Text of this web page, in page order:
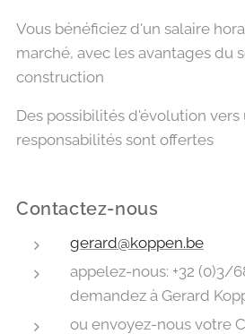
Vous bénéficiez d'un salaire
marché, avec les avantages du
construction
Des possibilités d'évolution vers
responsabilités sont offertes
Contactez-nous
gerard@koppen.be
appelez-nous: +32 (0)3/
demandez à Gerard
ou envoyez-nous votre